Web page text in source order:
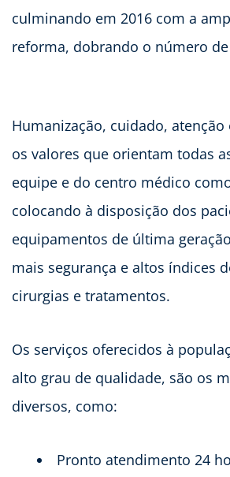
culminando em 2016 com a
reforma, dobrando o número
Humanização, cuidado, atenção
os valores que orientam todas
equipe e do centro médico
colocando à disposição dos
equipamentos de última
mais segurança e altos índices
cirurgias e tratamentos.
Os serviços oferecidos à
alto grau de qualidade, são os
diversos, como:
Pronto atendimento 24